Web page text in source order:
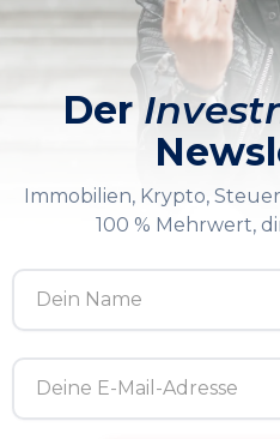
Der
Immobilien, Krypto,
100 % Mehrwert,